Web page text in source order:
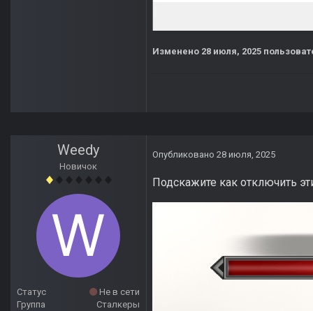
Изменено 28 июля, 2025
Weedy
Новичок
Статус
Не в сети
Группа
Сталкеры
Опубликовано 28 июля, 2025
Подскажите как отключить